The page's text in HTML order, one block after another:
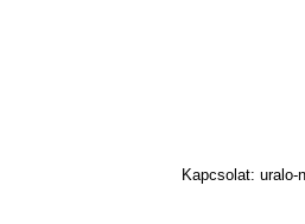
Kapcsolat: uralo-